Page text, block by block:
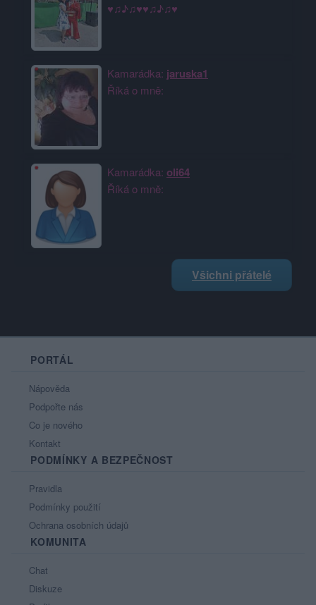
♥♫♪♫♥♥♫♪♫♥
Kamarádka: jaruska1
Říká o mně:
Kamarádka: oli64
Říká o mně:
Všichni přátelé
PORTÁL
Nápověda
Podpořte nás
Co je nového
Kontakt
PODMÍNKY A BEZPEČNOST
Pravidla
Podmínky použití
Ochrana osobních údajů
KOMUNITA
Chat
Diskuze